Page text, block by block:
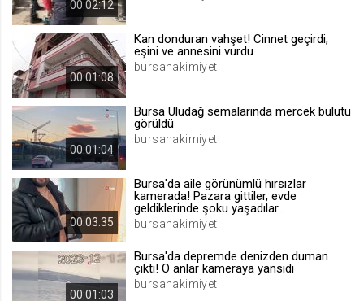
voteLike*
.web.tv
1 ay
.web.tv
İsimsiz ziyaretçi için site içeriği
beğenmeme
00:02:12
00:01:08
Kan donduran vahşet! Cinnet geçirdi,
eşini ve annesini vurdu
bursahakimiyet
00:01:04
Bursa Uludağ semalarında mercek bulutu
görüldü
bursahakimiyet
00:03:35
Bursa'da aile görünümlü hırsızlar
kamerada! Pazara gittiler, evde
geldiklerinde şoku yaşadılar...
bursahakimiyet
00:01:03
Bursa'da depremde denizden duman
çıktı! O anlar kameraya yansıdı
bursahakimiyet